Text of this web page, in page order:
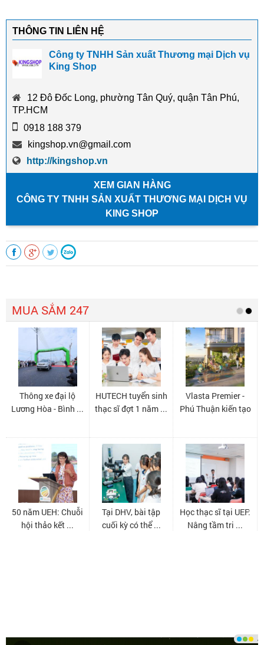
THÔNG TIN LIÊN HỆ
Công ty TNHH Sản xuất Thương mại Dịch vụ
King Shop
12 Đô Đốc Long, phường Tân Quý, quận Tân Phú,
TP.HCM
0918 188 379
kingshop.vn@gmail.com
http://kingshop.vn
XEM GIAN HÀNG
CÔNG TY TNHH SẢN XUẤT THƯƠNG MẠI DỊCH VỤ
KING SHOP